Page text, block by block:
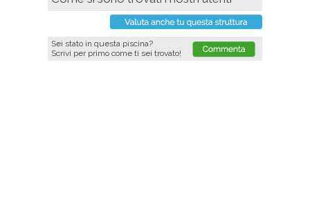
Sei stato in questa piscina?
Scrivi per primo come ti sei trovato!